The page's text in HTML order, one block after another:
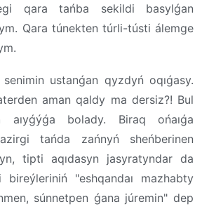
qara tańba sekildi basylǵan
Qara túnekten túrli-tústi álemge
ustanǵan qyzdyń oqıǵasy.
aman qaldy ma dersiz?! Bul
aıyǵýǵa bolady. Biraq ońaıǵa
tańda zańnyń sheńberinen
tipti aqıdasyn jasyratyndar da
"eshqandaı mazhabty
súnnetpen ǵana júremin" dep